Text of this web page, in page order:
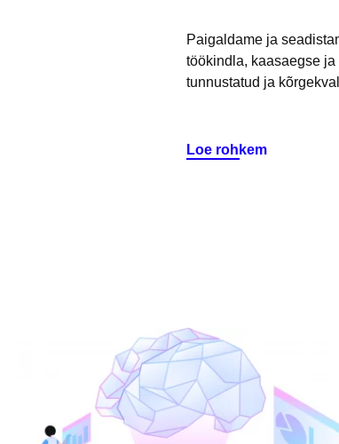
Paigaldame ja
töökindla, kaasaegse
tunnustatud ja
Loe rohkem